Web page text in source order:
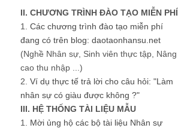
II. CHƯƠNG TRÌNH ĐÀO TẠO MIỄN PHÍ
1. Các chương trình đào tạo miễn phí
đang có trên blog: daotaonhansu.net
(Nghề Nhân sự, Sinh viên thực tập, Nâng
cao thu nhập ...)
2. Ví dụ thực tế trả lời cho câu hỏi: "Làm
nhân sự có giàu được không ?"
III. HỆ THỐNG TÀI LIỆU MẪU
1. Mời ủng hộ các bộ tài liệu Nhân sự